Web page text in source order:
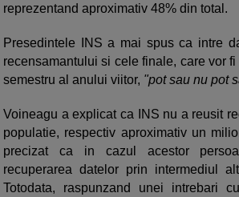
reprezentand aproximativ 48% din total.
Presedintele INS a mai spus ca intre
recensamantului si cele finale, care vor
semestru al anului viitor, "pot sau nu pot
Voineagu a explicat ca INS nu a reusit
populatie, respectiv aproximativ un
precizat ca in cazul acestor
recuperarea datelor prin intermediul
Totodata, raspunzand unei intrebari